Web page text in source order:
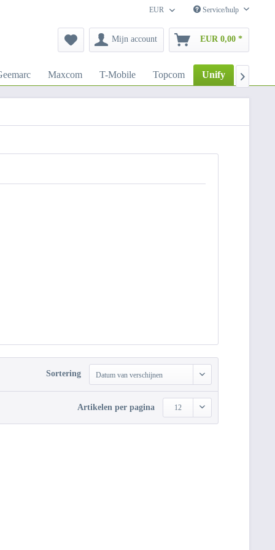
EUR Service/hulp
Mijn account EUR 0,00 *
Maxcom T-Mobile Topcom Unify Sega

Sortering Datum van verschijnen
Artikelen per pagina 12